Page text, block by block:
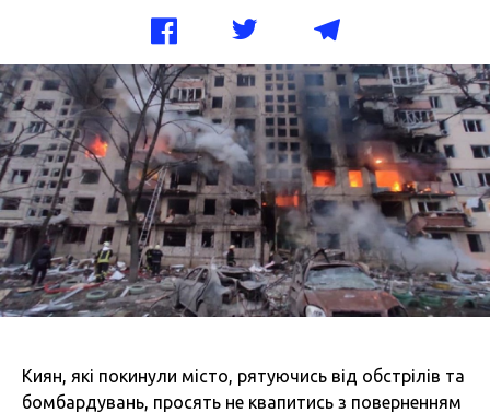
Киян, які покинули місто, рятуючись від обстрілів та
бомбардувань, просять не квапитись з поверненням